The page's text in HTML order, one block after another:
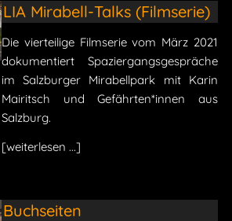
LIA Mirabell-Talks (Filmserie)
Die vierteilige Filmserie vom März 2021
dokumentiert Spaziergangsgespräche
im Salzburger Mirabellpark mit Karin
Mairitsch und Gefährten*innen aus
Salzburg.
[weiterlesen ...]
Buchseiten